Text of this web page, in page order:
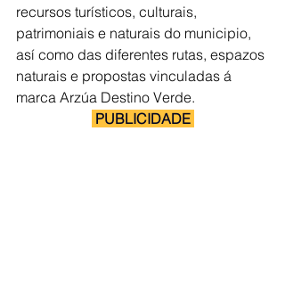
recursos turísticos, culturais,
patrimoniais e naturais do municipio,
así como das diferentes rutas, espazos
naturais e propostas vinculadas á
marca Arzúa Destino Verde.
PUBLICIDADE